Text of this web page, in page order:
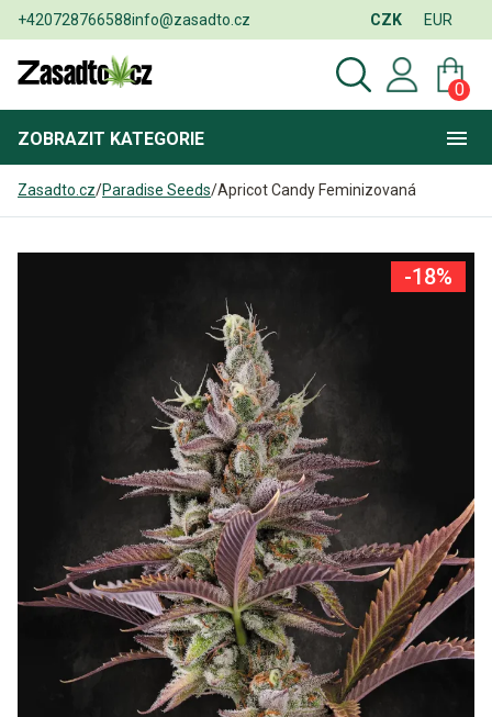
+420728766588info@zasadto.cz CZK EUR
0
ZOBRAZIT KATEGORIE
Zasadto.cz/Paradise Seeds/Apricot Candy Feminizovaná
-18%